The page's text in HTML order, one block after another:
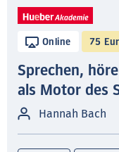
Online 75
Sprechen,
als Motor des
Hannah Bach